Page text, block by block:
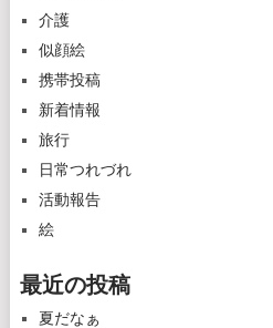
介護
似顔絵
携帯投稿
新着情報
旅行
日常つれづれ
活動報告
絵
最近の投稿
夏だなぁ